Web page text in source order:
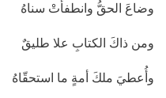
وضاعَ الحقُّ وانطفأتْ سناهُ
ومن ذاكَ الكتابِ علا طليقٌ
وأُعطيَ ملكَ أمةٍ ما استحقّاهُ